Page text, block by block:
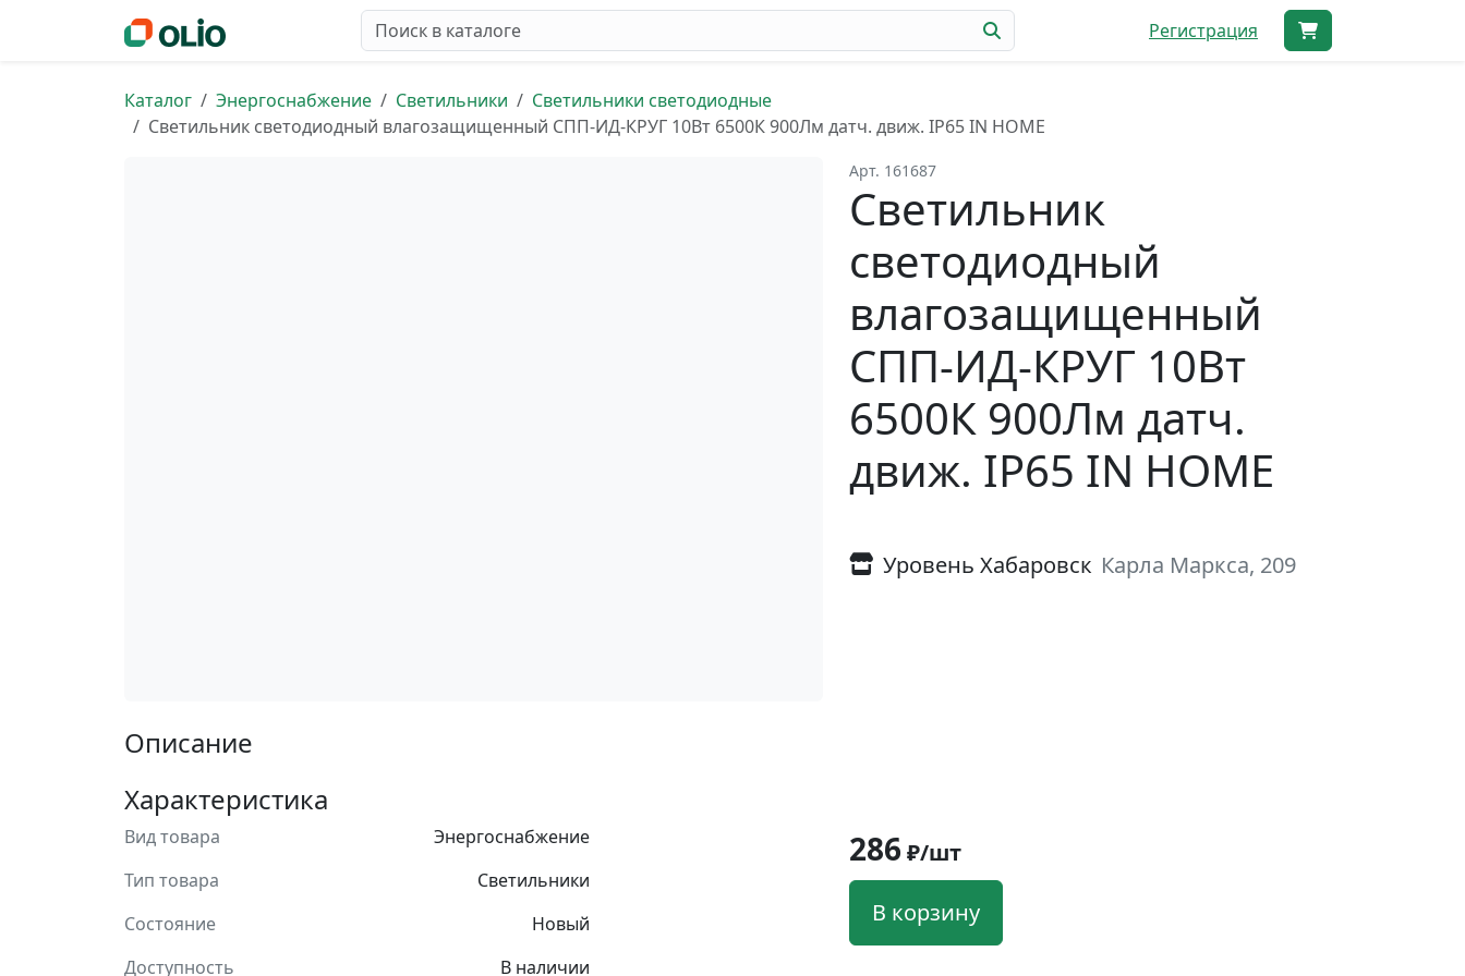
Регистрация
Каталог Энергоснабжение Светильники
Светильники светодиодные
Светильник светодиодный влагозащищенный СПП-ИД-КРУГ 10Вт 6500К 900Лм датч. движ. IP65 IN HOME
Описание
Характеристика
Вид товара
Энергоснабжение
Тип товара
Светильники
Состояние
Новый
Доступность
В наличии
Арт. 161687
Светильник
светодиодный
влагозащищенный
СПП-ИД-КРУГ 10Вт
6500К 900Лм датч.
движ. IP65 IN HOME
Уровень Хабаровск Карла Маркса, 209
286 ₽/шт
В корзину